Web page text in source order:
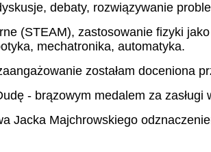
debaty, rozwiązywanie
(STEAM), zastosowanie fizyki
mechatronika, automatyka.
zostałam doceniona
- brązowym medalem za zasługi
Jacka Majchrowskiego